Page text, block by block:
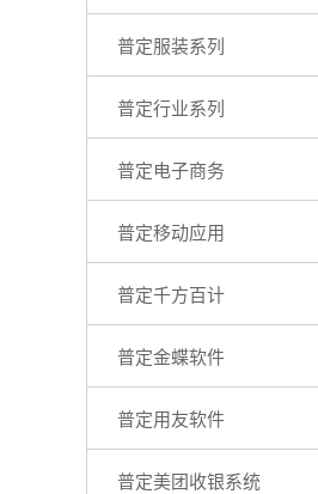
普定服装系列
普定行业系列
普定电子商务
普定移动应用
普定千方百计
普定金蝶软件
普定用友软件
普定美团收银系统